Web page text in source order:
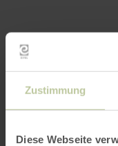
Zustimmung
Diese Webseite